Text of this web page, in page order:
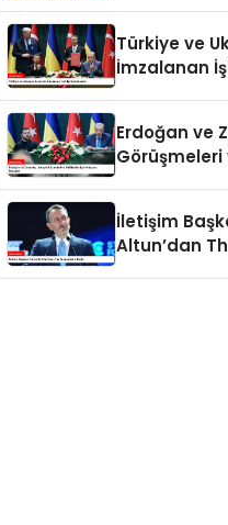
Türkiye ve
İmzalanan
Erdoğan ve
Görüşmeleri
İletişim
Altun’dan